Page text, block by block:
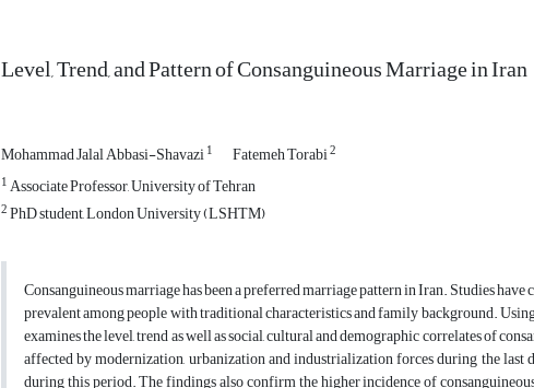
Level, Trend, and Pattern of Consanguineous Marriage in Iran
Mohammad Jalal Abbasi-Shavazi1 Fatemeh Torabi2
1Associate Professor, University of Tehran
2PhD student, London University (LSHTM)
Consanguineous marriage has been a preferred marriage pattern in Iran. Studies
prevalent among people with traditional characteristics and family background.
examines the level, trend as well as social, cultural and demographic correlates of
affected by modernization, urbanization and industrialization forces during the last